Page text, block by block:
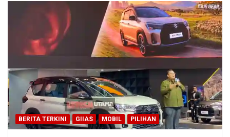
BERITA TERKINI GIIAS MOBIL PILIHAN